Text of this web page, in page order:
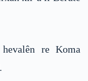
re Koma